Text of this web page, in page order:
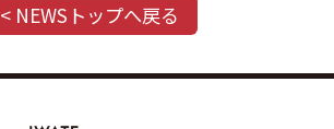
< NEWSトップへ戻る